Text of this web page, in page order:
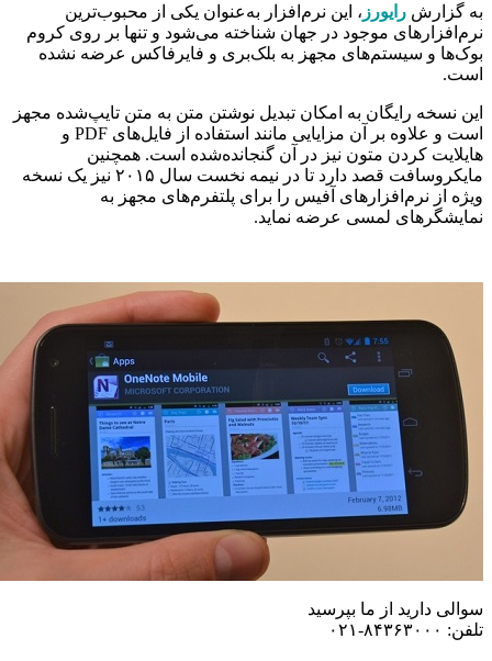
به گزارش رایورز ، این نرم‌افزار به‌عنوان یکی از محبوب‌ترین
نرم‌افزارهای موجود در جهان شناخته می‌شود و تنها بر روی کروم
بوک‌ها و سیستم‌های مجهز به بلک‌بری و فایرفاکس عرضه نشده
است.
این نسخه رایگان به امکان تبدیل نوشتن متن به متن تایپ‌شده مجهز
است و علاوه بر آن مزایایی مانند استفاده از فایل‌های PDF و
هایلایت کردن متون نیز در آن گنجانده‌شده است. همچنین
مایکروسافت قصد دارد تا در نیمه نخست سال ۲۰۱۵ نیز یک نسخه
ویژه از نرم‌افزارهای آفیس را برای پلتفرم‌های مجهز به
نمایشگرهای لمسی عرضه نماید.
سوالی دارید از ما بپرسید
تلفن: ۸۴۳۶۳۰۰۰-۰۲۱